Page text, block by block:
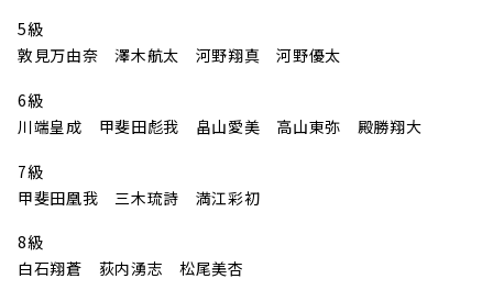
5級
敦見万由奈 澤木航太 河野翔真 河野優太
6級
川端皇成 甲斐田彪我 畠山愛美 高山東弥 殿勝翔大
7級
甲斐田凰我 三木琉詩 満江彩初
8級
白石翔蒼 荻内湧志 松尾美杏